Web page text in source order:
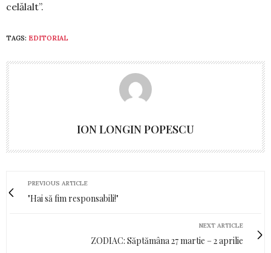
celălalt”.
TAGS: EDITORIAL
ION LONGIN POPESCU
PREVIOUS ARTICLE
"Hai să fim responsabili!"
NEXT ARTICLE
ZODIAC: Săptămâna 27 martie – 2 aprilie